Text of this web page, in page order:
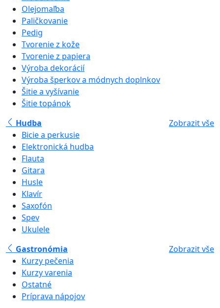
Olejomaľba
Paličkovanie
Pedig
Tvorenie z kože
Tvorenie z papiera
Výroba dekorácií
Výroba šperkov a módnych doplnkov
Šitie a vyšívanie
Šitie topánok
Hudba
Zobrazit vše
Bicie a perkusie
Elektronická hudba
Flauta
Gitara
Husle
Klavír
Saxofón
Spev
Ukulele
Gastronómia
Zobrazit vše
Kurzy pečenia
Kurzy varenia
Ostatné
Príprava nápojov